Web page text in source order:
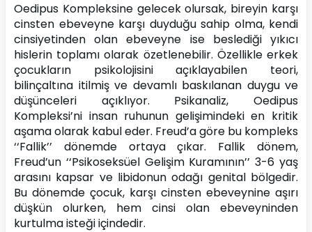
Oedipus Kompleksine gelecek olursak, bireyin karşı
cinsten ebeveyne karşı duyduğu sahip olma, kendi
cinsiyetinden olan ebeveyne ise beslediği yıkıcı
hislerin toplamı olarak özetlenebilir. Özellikle erkek
çocukların psikolojisini açıklayabilen teori,
bilinçaltına itilmiş ve devamlı baskılanan duygu ve
düşünceleri açıklıyor. Psikanaliz, Oedipus
Kompleksi’ni insan ruhunun gelişimindeki en kritik
aşama olarak kabul eder. Freud’a göre bu kompleks
‘‘Fallik’’ dönemde ortaya çıkar. Fallik dönem,
Freud’un ‘‘Psikoseksüel Gelişim Kuramının’’ 3-6 yaş
arasını kapsar ve libidonun odağı genital bölgedir.
Bu dönemde çocuk, karşı cinsten ebeveynine aşırı
düşkün olurken, hem cinsi olan ebeveyninden
kurtulma isteği içindedir.